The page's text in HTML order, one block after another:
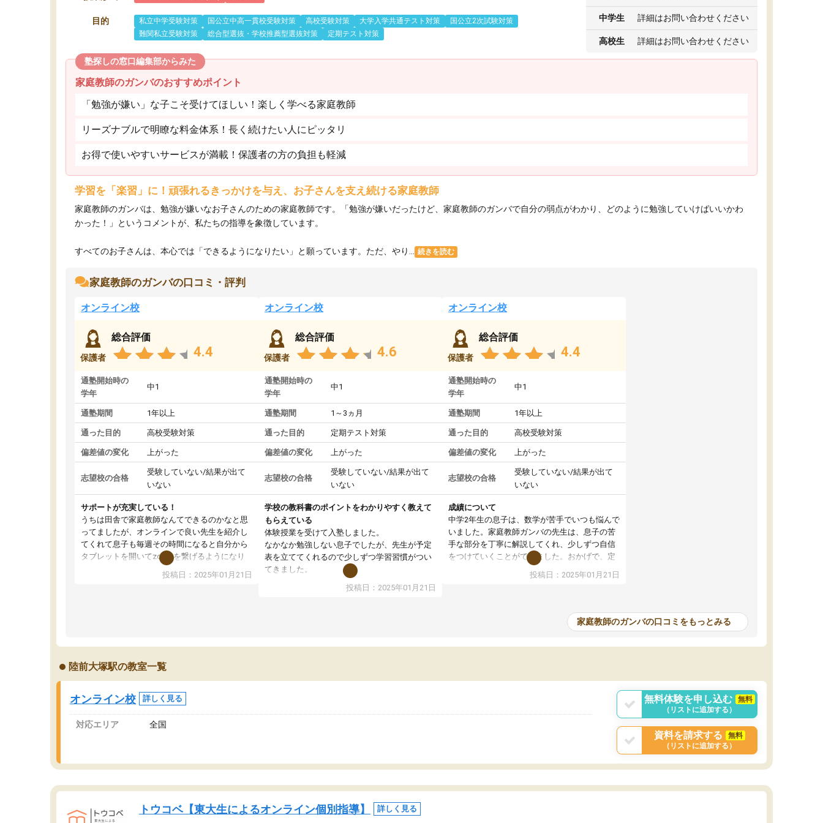
目的 私立中学受験対策 国公立中高一貫校受験対策 高校受験対策 大学入学共通テスト対策
国公立2次試験対策
難関私立受験対策
総合型選抜・学校推薦型選抜対策 定期テスト対策
中学生 詳細はお問い合わせください
高校生 詳細はお問い合わせください
塾探しの窓口編集部からみた
家庭教師のガンバのおすすめポイント
「勉強が嫌い」な子こそ受けてほしい！楽しく学べる家庭教師
リーズナブルで明瞭な料金体系！長く続けたい人にピッタリ
お得で使いやすいサービスが満載！保護者の方の負担も軽減
学習を「楽習」に！頑張れるきっかけを与え、お子さんを支え続ける家庭教師
家庭教師のガンバは、勉強が嫌いなお子さんのための家庭教師です。「勉強が嫌いだったけど、家庭教師のガンバで自分の弱点がわかり、どのように勉強していけばいいかわ
かった！」というコメントが、私たちの指導を象徴しています。
すべてのお子さんは、本心では「できるようになりたい」と願っています。ただ、やり... 続きを読む
家庭教師のガンバの口コミ・評判
オンライン校
保護者
総合評価
4.4
通塾開始時の
学年
中1
通塾期間 1年以上
通った目的 高校受験対策
偏差値の変化 上がった
志望校の合格
受験していない/結果が出て
いない
サポートが充実している！
うちは田舎で家庭教師なんてできるのかなと思
ってましたが、オンラインで良い先生を紹介し
てくれて息子も毎週その時間になると自分から
タブレットを開いてzoomを繋げるようになり
ました！5科目なんでもOKなのもとても気に入
投稿日：2025年01月21日
オンライン校
保護者
総合評価
4.6
通塾開始時の
学年
中1
通塾期間 1～3ヵ月
通った目的 定期テスト対策
偏差値の変化 上がった
志望校の合格
受験していない/結果が出て
いない
学校の教科書のポイントをわかりやすく教えて
もらえている
体験授業を受けて入塾しました。
なかなか勉強しない息子でしたが、先生が予定
表を立ててくれるので少しずつ学習習慣がつい
てきました。
オンラインで週に一度の受講ですが、指導が無
い日も予定表に基づいて勉強したり、LINEでわ
投稿日：2025年01月21日
オンライン校
保護者
総合評価
4.4
通塾開始時の
学年
中1
通塾期間 1年以上
通った目的 高校受験対策
偏差値の変化 上がった
志望校の合格
受験していない/結果が出て
いない
成績について
中学2年生の息子は、数学が苦手でいつも悩んで
いました。家庭教師ガンバの先生は、息子の苦
手な部分を丁寧に解説してくれ、少しずつ自信
をつけていくことができました。おかげで、定
期テストの成績が10点以上アップし、本人もと
投稿日：2025年01月21日
家庭教師のガンバの口コミをもっとみる
陸前大塚駅の教室一覧
オンライン校 詳しく見る
対応エリア 全国
無料体験を申し込む
無料
（リストに追加する）
資料を請求する
無料
（リストに追加する）
トウコベ【東大生によるオンライン個別指導】 詳しく見る